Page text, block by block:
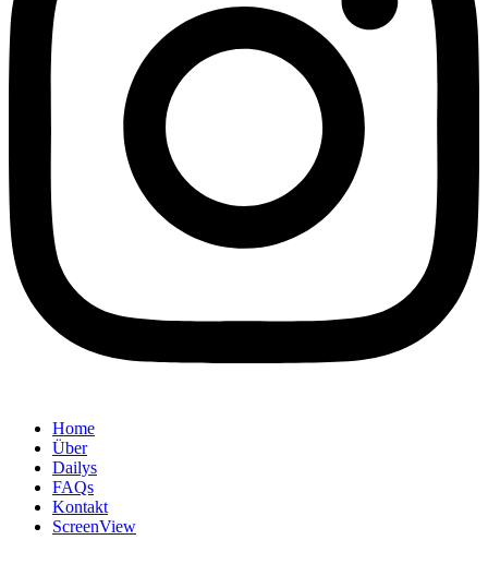
Home
Über
Dailys
FAQs
Kontakt
ScreenView